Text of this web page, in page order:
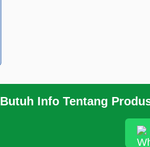
Butuh Info Tentang